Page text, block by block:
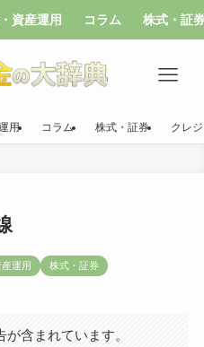
資産運用 コラム 株式・証
用 コラム 株式・証券 クレ
運用 株式・証券
含まれています。